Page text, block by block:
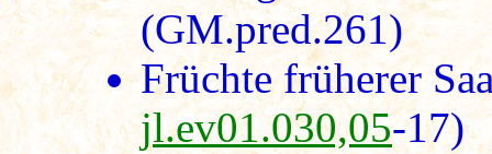
(GM.pred.261)
Früchte früherer
jl.ev01.030,05-17)